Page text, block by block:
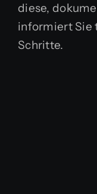
diese,
informiert Sie
Schritte.